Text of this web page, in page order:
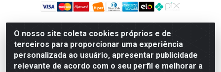
O nosso site coleta cookies próprios e de
terceiros para proporcionar uma experiência
personalizada ao usuário, apresentar publicidade
relevante de acordo com o seu perfil e melhorar a
Rymo Imagem e Produtos Gráficos da Amazonia LTDA -
Av. Ajuricaba, 379 - Cachoeirinha, Manaus/AM - CEP
69065-110 - CNPJ 14.220.230.0001-70